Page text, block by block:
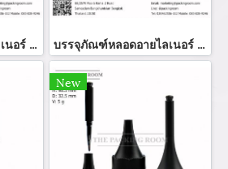
บรรจุภัณฑ์หลอดอายไลเนอร์ แท่งอายไลเนอร์ อายลายเนอร์ eyeliner bottler ขวดอายไลเนอร์ จำหน่ายบรรจุภัณฑ์เครื่องสำอางทุกประเภท บรรจุภัณฑ์หลอดอายไลเนอร์ eyeliner bottle จำหน่ายบรรจุภัณฑ์เครื่องสำอางทุกประเภท
New